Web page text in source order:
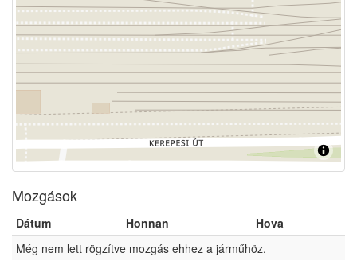
Mozgások
Dátum Honnan
Hova
Még nem lett rögzítve mozgás ehhez a járműhöz.